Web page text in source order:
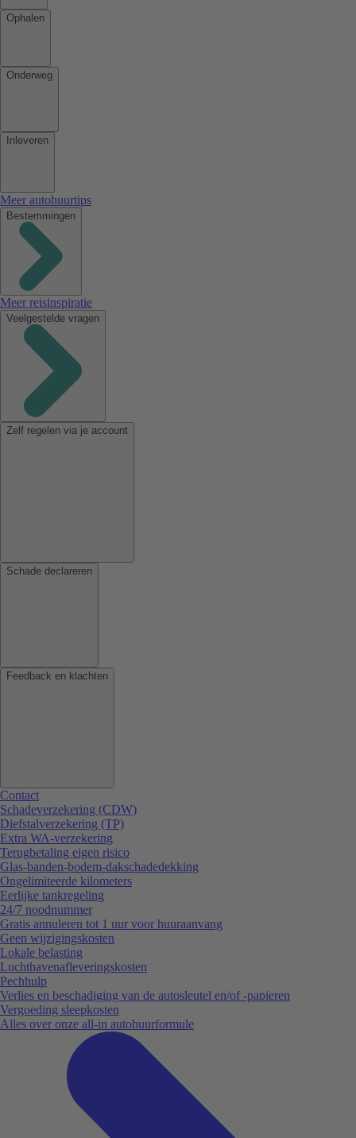
Ophalen
Onderweg
Inleveren
Meer autohuurtips
Bestemmingen
Meer reisinspiratie
Veelgestelde vragen
Zelf regelen via je account
Schade declareren
Feedback en klachten
Contact
Schadeverzekering (CDW)
Diefstalverzekering (TP)
Extra WA-verzekering
Terugbetaling eigen risico
Glas-banden-bodem-dakschadedekking
Ongelimiteerde kilometers
Eerlijke tankregeling
24/7 noodnummer
Gratis annuleren tot 1 uur voor huuraanvang
Geen wijzigingskosten
Lokale belasting
Luchthavenafleveringskosten
Pechhulp
Verlies en beschadiging van de autosleutel en/of -papieren
Vergoeding sleepkosten
Alles over onze all-in autohuurformule